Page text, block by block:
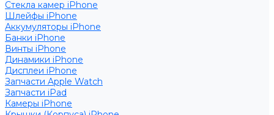
Стекла камер iPhone
Шлейфы iPhone
Аккумуляторы iPhone
Банки iPhone
Винты iPhone
Динамики iPhone
Дисплеи iPhone
Запчасти Apple Watch
Запчасти iPad
Камеры iPhone